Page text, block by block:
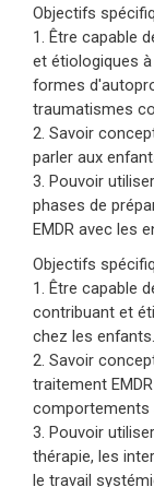
discuterons
connexion et
dans les
présentation
s’adressent
jeu, le travail
sable «
sur la théorie
approche
Agression
complexe :
thérapie
Les enfants
pour
externes de
Objectifs
1. Être capable
et étiologiques
formes
traumatismes
2. Savoir
parler aux
3. Pouvoir
phases de
EMDR avec les
Objectifs
1. Être capable
contribuant et
chez les enfants.
2. Savoir
traitement
comportements
3. Pouvoir
thérapie, les
le travail